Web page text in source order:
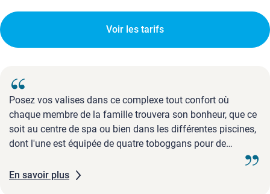
Voir les tarifs
Posez vos valises dans ce complexe tout confort où
chaque membre de la famille trouvera son bonheur, que ce
soit au centre de spa ou bien dans les différentes piscines,
dont l'une est équipée de quatre toboggans pour de
En savoir plus